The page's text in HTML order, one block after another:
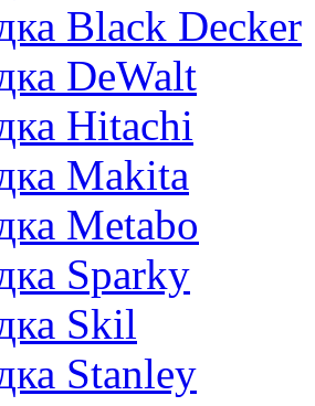
Black Decker
DeWalt
Hitachi
Makita
Metabo
Sparky
Skil
Stanley